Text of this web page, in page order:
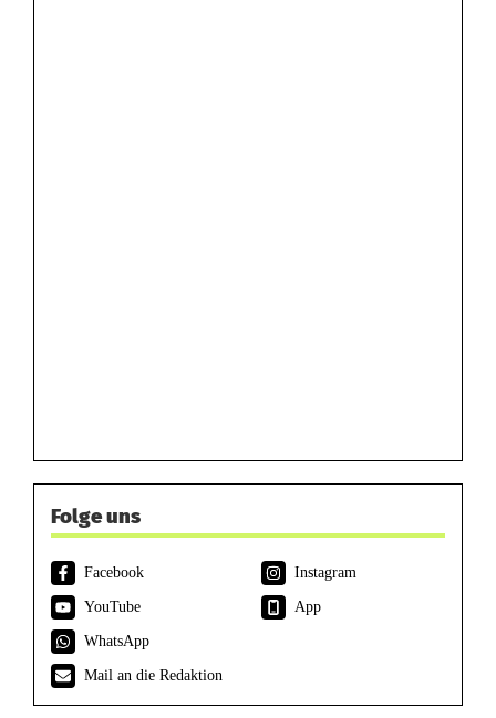
Folge uns
Facebook
Instagram
YouTube
App
WhatsApp
Mail an die Redaktion